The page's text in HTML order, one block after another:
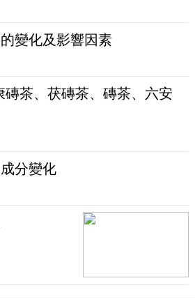
變化及影響因素
茶、茯磚茶、磚茶、六安
分變化